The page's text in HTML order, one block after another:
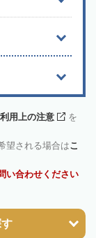
用上の注意
を
望される場合はこ
い合わせください